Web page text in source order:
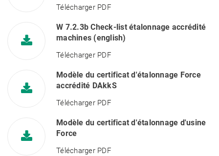
Télécharger PDF
W 7.2.3b Check-list étalonnage accrédité
machines (english)
Télécharger PDF
Modèle du certificat d'étalonnage Force
accrédité DAkkS
Télécharger PDF
Modèle du certificat d'étalonnage d'usine
Force
Télécharger PDF